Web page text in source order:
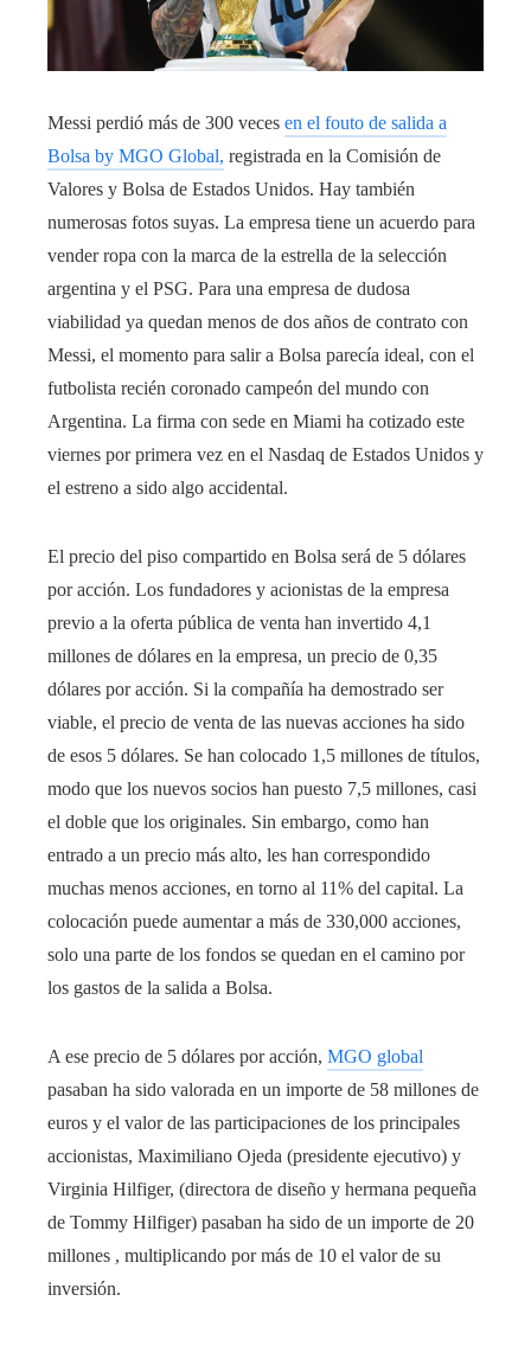
Messi perdió más de 300 veces en el fouto de salida a
Bolsa by MGO Global, registrada en la Comisión de
Valores y Bolsa de Estados Unidos. Hay también
numerosas fotos suyas. La empresa tiene un acuerdo para
vender ropa con la marca de la estrella de la selección
argentina y el PSG. Para una empresa de dudosa
viabilidad ya quedan menos de dos años de contrato con
Messi, el momento para salir a Bolsa parecía ideal, con el
futbolista recién coronado campeón del mundo con
Argentina. La firma con sede en Miami ha cotizado este
viernes por primera vez en el Nasdaq de Estados Unidos y
el estreno a sido algo accidental.
El precio del piso compartido en Bolsa será de 5 dólares
por acción. Los fundadores y acionistas de la empresa
previo a la oferta pública de venta han invertido 4,1
millones de dólares en la empresa, un precio de 0,35
dólares por acción. Si la compañía ha demostrado ser
viable, el precio de venta de las nuevas acciones ha sido
de esos 5 dólares. Se han colocado 1,5 millones de títulos,
modo que los nuevos socios han puesto 7,5 millones, casi
el doble que los originales. Sin embargo, como han
entrado a un precio más alto, les han correspondido
muchas menos acciones, en torno al 11% del capital. La
colocación puede aumentar a más de 330,000 acciones,
solo una parte de los fondos se quedan en el camino por
los gastos de la salida a Bolsa.
A ese precio de 5 dólares por acción, MGO global
pasaban ha sido valorada en un importe de 58 millones de
euros y el valor de las participaciones de los principales
accionistas, Maximiliano Ojeda (presidente ejecutivo) y
Virginia Hilfiger, (directora de diseño y hermana pequeña
de Tommy Hilfiger) pasaban ha sido de un importe de 20
millones , multiplicando por más de 10 el valor de su
inversión.